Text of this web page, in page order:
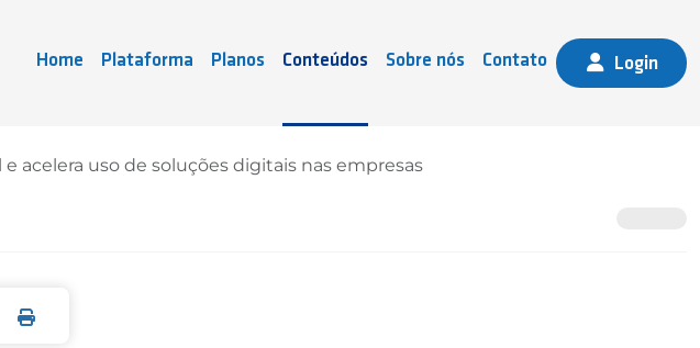
Home Plataforma Planos Conteúdos Sobre nós Contato Login
acelera uso de soluções digitais nas empresas